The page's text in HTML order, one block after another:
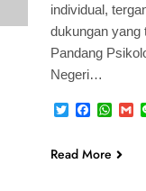
individual,
dukungan yang
Pandang
Negeri…
Twitter
Read More